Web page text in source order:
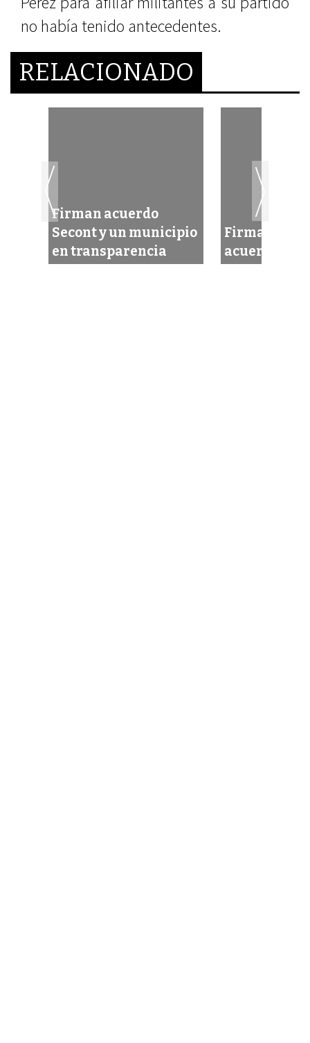
no había tenido antecedentes.
RELACIONADO
Firman acuerdo
Secont y un municipio
en transparencia
Firman
acuerdo de